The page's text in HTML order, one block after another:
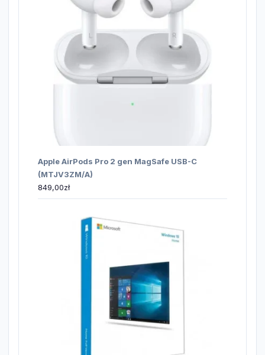
Apple AirPods Pro 2 gen MagSafe USB-C
(MTJV3ZM/A)
849,00zł